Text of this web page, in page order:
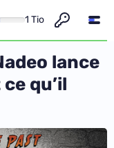
1 Tio
lance
qu’il